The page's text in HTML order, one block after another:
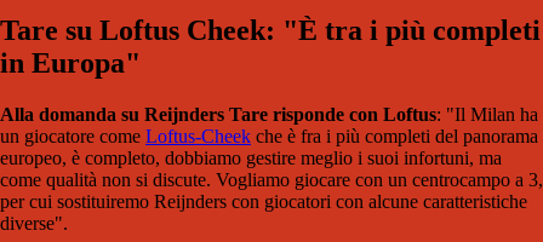
Tare su Loftus Cheek: "È tra i più completi
in Europa"
Alla domanda su Reijnders Tare risponde con Loftus: "Il Milan ha
un giocatore come Loftus-Cheek che è fra i più completi del panorama
europeo, è completo, dobbiamo gestire meglio i suoi infortuni, ma
come qualità non si discute. Vogliamo giocare con un centrocampo a 3,
per cui sostituiremo Reijnders con giocatori con alcune caratteristiche
diverse".